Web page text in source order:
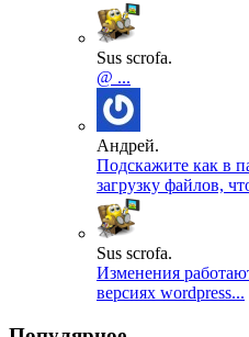
Sus scrofa.
@ ...
Андрей.
Подскажите как в
загрузку файлов,
Sus scrofa.
Изменения
версиях wordpress...